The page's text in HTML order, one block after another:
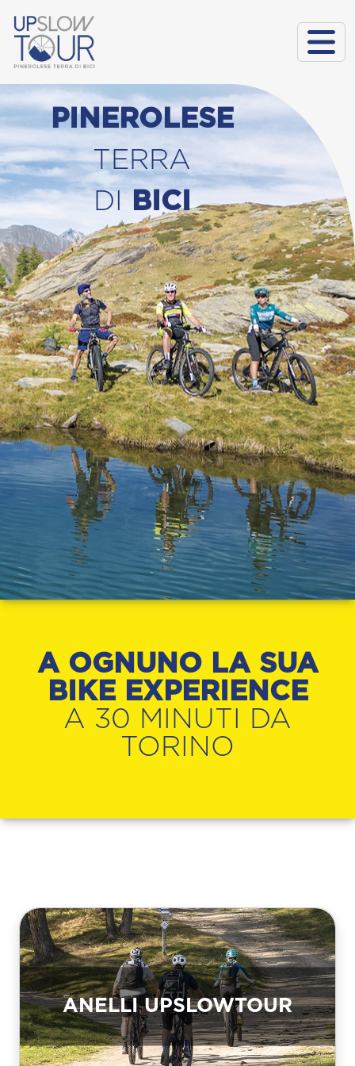
PINEROLESE
TERRA
DIBICI
A OGNUNO LA SUA
BIKE EXPERIENCE
A 30 MINUTI DA
TORINO
ANELLI UPSLOWTOUR